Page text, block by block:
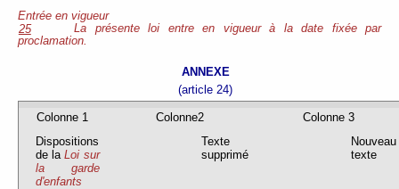
Entrée en vigueur
25
La présente loi entre en vigueur à la date fixée par
proclamation.
ANNEXE
(article 24)
Colonne 1
Dispositions
de laLoi sur
la garde
d'enfants
Colonne2
Texte
supprimé
Colonne 3
Nouveau
texte